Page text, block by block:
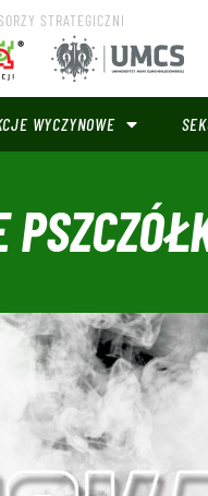
STRATEGICZNI
WYCZYNOWE